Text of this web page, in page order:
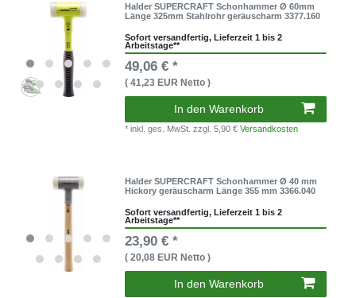
Halder SUPERCRAFT Schonhammer Ø 60mm
Länge 325mm Stahlrohr geräuscharm 3377.160
Sofort versandfertig, Lieferzeit 1 bis 2
Arbeitstage**
49,06 € *
( 41,23 EUR Netto )
In den Warenkorb
* inkl. ges. MwSt.zzgl. 5,90 €Versandkosten
Halder SUPERCRAFT Schonhammer Ø 40 mm
Hickory geräuscharm Länge 355 mm 3366.040
Sofort versandfertig, Lieferzeit 1 bis 2
Arbeitstage**
23,90 € *
( 20,08 EUR Netto )
In den Warenkorb